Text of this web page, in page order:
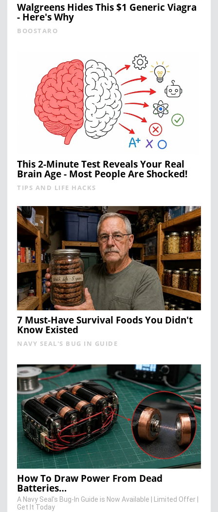
Walgreens Hides This $1 Generic Viagra
- Here's Why
BOOSTARO
This 2-Minute Test Reveals Your Real
Brain Age - Most People Are Shocked!
TIPS AND LIFE HACKS
7 Must-Have Survival Foods You Didn't
Know Existed
NAVY SEAL'S BUG IN GUIDE
How To Draw Power From Dead
Batteries…
A Navy Seal’s Bug-In Guide is Now Available | Limited Offer |
Get It Today